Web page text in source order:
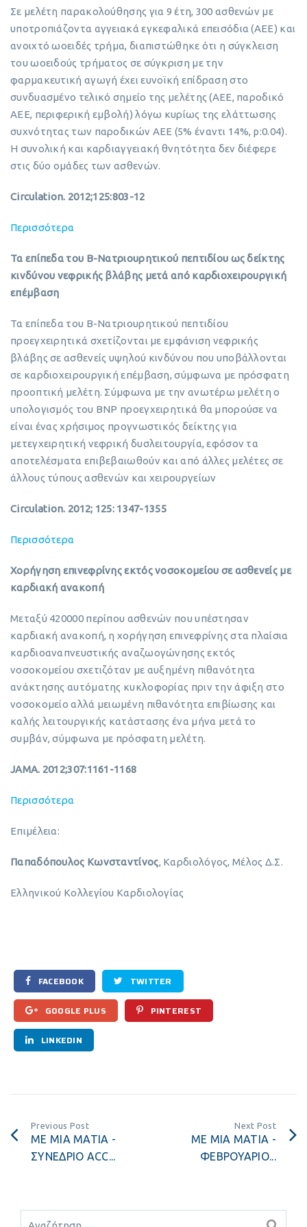
Σε μελέτη παρακολούθησης για 9 έτη, 300 ασθενών με
υποτροπιάζοντα αγγειακά εγκεφαλικά επεισόδια (ΑΕΕ) και
ανοιχτό ωοειδές τρήμα, διαπιστώθηκε ότι η σύγκλειση
του ωοειδούς τρήματος σε σύγκριση με την
φαρμακευτική αγωγή έχει ευνοϊκή επίδραση στο
συνδυασμένο τελικό σημείο της μελέτης (ΑΕΕ, παροδικό
ΑΕΕ, περιφερική εμβολή) λόγω κυρίως της ελάττωσης
συχνότητας των παροδικών ΑΕΕ (5% έναντι 14%, p:0.04).
H συνολική και καρδιαγγειακή θνητότητα δεν διέφερε
στις δύο ομάδες των ασθενών.
Circulation. 2012;125:803-12
Περισσότερα
Τα επίπεδα του Β-Νατριουρητικού πεπτιδίου ως δείκτης
κινδύνου νεφρικής βλάβης μετά από καρδιοχειρουργική
επέμβαση
Τα επίπεδα του Β-Νατριουρητικού πεπτιδίου
προεγχειρητικά σχετίζονται με εμφάνιση νεφρικής
βλάβης σε ασθενείς υψηλού κινδύνου που υποβάλλονται
σε καρδιοχειρουργική επέμβαση, σύμφωνα με πρόσφατη
προοπτική μελέτη. Σύμφωνα με την ανωτέρω μελέτη ο
υπολογισμός του BNP προεγχειρητικά θα μπορούσε να
είναι ένας χρήσιμος προγνωστικός δείκτης για
μετεγχειρητική νεφρική δυσλειτουργία, εφόσον τα
αποτελέσματα επιβεβαιωθούν και από άλλες μελέτες σε
άλλους τύπους ασθενών και χειρουργείων
Circulation. 2012; 125: 1347-1355
Περισσότερα
Χορήγηση επινεφρίνης εκτός νοσοκομείου σε ασθενείς με
καρδιακή ανακοπή
Μεταξύ 420000 περίπου ασθενών που υπέστησαν
καρδιακή ανακοπή, η χορήγηση επινεφρίνης στα πλαίσια
καρδιοαναπνευστικής αναζωογώνησης εκτός
νοσοκομείου σχετιζόταν με αυξημένη πιθανότητα
ανάκτησης αυτόματης κυκλοφορίας πριν την άφιξη στο
νοσοκομείο αλλά μειωμένη πιθανότητα επιβίωσης και
καλής λειτουργικής κατάστασης ένα μήνα μετά το
συμβάν, σύμφωνα με πρόσφατη μελέτη.
JAMA. 2012;307:1161-1168
Περισσότερα
Επιμέλεια:
Παπαδόπουλος Κωνσταντίνος, Καρδιολόγος, Μέλος Δ.Σ.
Ελληνικού Κολλεγίου Καρδιολογίας
FACEBOOK TWITTER
GOOGLE PLUS PINTEREST
LINKEDIN
Previous Post
ΜΕ ΜΙΑ ΜΑΤΙΑ -
ΣΥΝΕΔΡΙΟ ACC...
Next Post
ΜΕ ΜΙΑ ΜΑΤΙΑ -
ΦΕΒΡΟΥΑΡΙΟ...